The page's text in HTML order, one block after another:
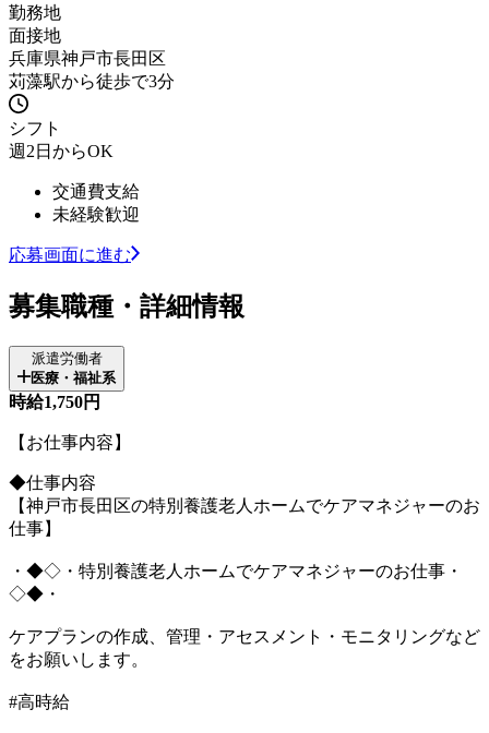
勤務地
面接地
兵庫県神戸市長田区
苅藻駅から徒歩で3分
シフト
週2日からOK
交通費支給
未経験歓迎
応募画面に進む
募集職種・詳細情報
派遣労働者
医療・福祉系
時給1,750円
【お仕事内容】
◆仕事内容
【神戸市長田区の特別養護老人ホームでケアマネジャーのお
仕事】
・◆◇・特別養護老人ホームでケアマネジャーのお仕事・
◇◆・
ケアプランの作成、管理・アセスメント・モニタリングなど
をお願いします。
#高時給